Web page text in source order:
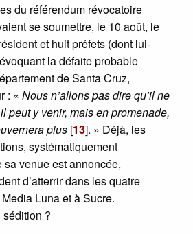
du référendum révocatoire
se soumettre, le 10 août, le
et huit préfets (dont lui-
la défaite probable
de Santa Cruz,
: « Nous n’allons pas dire qu’il ne
peut y venir, mais en promenade,
plus [13]. » Déjà, les
systématiquement
venue est annoncée,
d’atterrir dans les quatre
Luna et à Sucre.
?